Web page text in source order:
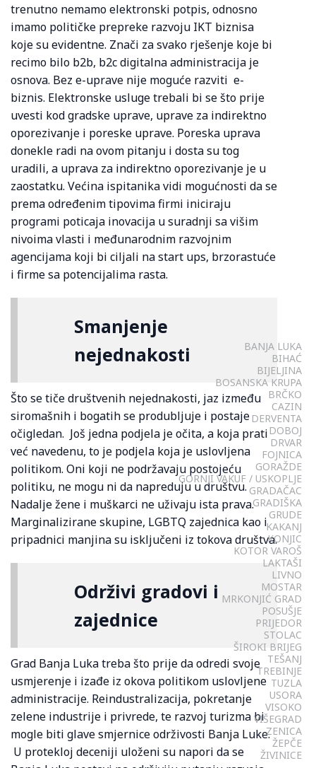
trenutno nemamo elektronski potpis, odnosno
imamo političke prepreke razvoju IKT biznisa
koje su evidentne. Znači za svako rješenje koje bi
recimo bilo b2b, b2c digitalna administracija je
osnova. Bez e-uprave nije moguće razviti e-
biznis. Elektronske usluge trebali bi se što prije
uvesti kod gradske uprave, uprave za indirektno
oporezivanje i poreske uprave. Poreska uprava
donekle radi na ovom pitanju i dosta su tog
uradili, a uprava za indirektno oporezivanje je u
zaostatku. Većina ispitanika vidi mogućnosti da se
prema određenim tipovima firmi iniciraju
programi poticaja inovacija u suradnji sa višim
nivoima vlasti i međunarodnim razvojnim
agencijama koji bi ciljali na start ups, brzorastuće
i firme sa potencijalima rasta.
Smanjenje
nejednakosti
Što se tiče društvenih nejednakosti, jaz između
siromašnih i bogatih se produbljuje i postaje
očigledan. Još jedna podjela je očita, a koja prati
već navedenu, to je podjela koja je uslovljena
politikom. Oni koji ne podržavaju postojeću
politiku, ne mogu ni da napreduju u društvu.
Nadalje žene i muškarci ne uživaju ista prava.
Marginalizirane skupine, LGBTQ zajednica kao i
pripadnici manjina su isključeni iz tokova društva.
Održivi gradovi i
zajednice
Grad Banja Luka treba što prije da odredi svoje
usmjerenje i izađe iz okova politikom uslovljene
administracije. Reindustralizacija, pokretanje
zelene industrije i privrede, te razvoj turizma bi
mogle biti glave smjernice održivosti Banja Luke.
U protekloj deceniji uloženi su napori da se
BANJA LUKA
BIHAĆ
BIJELJINA
BOSANSKA KRUPA
BRČKO
CAZIN
DERVENTA
DOBOJ
DRVAR
FOJNICA
GORAŽDE
GORNJI VAKUF / USKOPLJE
GRADAČAC
GRADIŠKA
GRUDE
KAKANJ
KONJIC
KOTOR VAROŠ
LAKTAŠI
LIVNO
MOSTAR
MRKONJIĆ GRAD
POSUŠJE
PRIJEDOR
STOLAC
ŠIROKI BRIJEG
TEŠANJ
TREBINJE
TUZLA
USORA
VISOKO
VIŠEGRAD
ZENICA
ŽEPČE
ŽIVINICE